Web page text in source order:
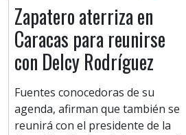
Zapatero aterriza en
Caracas para reunirse
con Delcy Rodríguez
Fuentes conocedoras de su
agenda, afirman que también se
reunirá con el presidente de la